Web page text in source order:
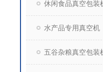
休闲食品真空包装
水产品专用真空机
五谷杂粮真空包装